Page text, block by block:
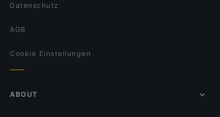
Datenschutz
AGB
Cookie Einstellungen
ABOUT